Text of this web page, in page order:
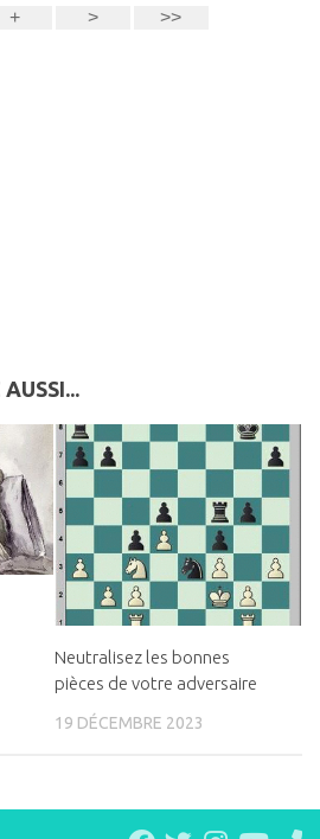
Neutralisez les bonnes
pièces de votre adversaire
19 DÉCEMBRE 2023